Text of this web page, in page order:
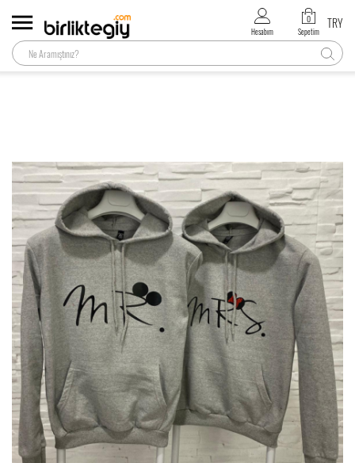
Hesabım
0
Sepetim
TRY